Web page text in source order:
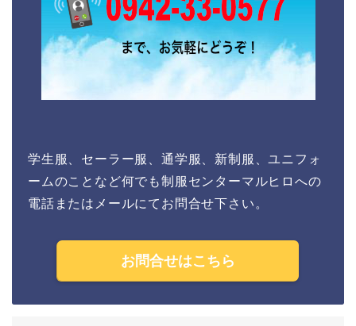
学生服、セーラー服、通学服、新制服、ユニフォ
ームのことなど何でも制服センターマルヒロへの
電話またはメールにてお問合せ下さい。
お問合せはこちら